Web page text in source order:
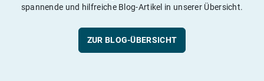
spannende und hilfreiche Blog-Artikel in unserer Übersicht.
ZUR BLOG-ÜBERSICHT